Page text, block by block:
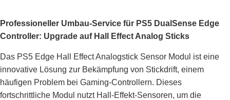
Professioneller Umbau-Service für PS5 DualSense Edge
Controller: Upgrade auf Hall Effect Analog Sticks
Das PS5 Edge Hall Effect Analogstick Sensor Modul ist eine
innovative Lösung zur Bekämpfung von Stickdrift, einem
häufigen Problem bei Gaming-Controllern. Dieses
fortschrittliche Modul nutzt Hall-Effekt-Sensoren, um die